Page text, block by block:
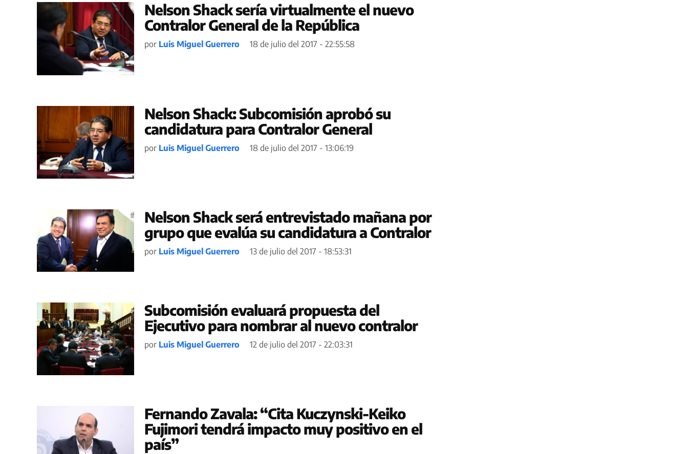
Nelson Shack sería virtualmente el nuevo
Contralor General de la República
por Luis Miguel Guerrero 18 de julio del 2017 - 22:55:58
Nelson Shack: Subcomisión aprobó su
candidatura para Contralor General
por Luis Miguel Guerrero 18 de julio del 2017 - 13:06:19
Nelson Shack será entrevistado mañana por
grupo que evalúa su candidatura a Contralor
por Luis Miguel Guerrero 13 de julio del 2017 - 18:53:31
Subcomisión evaluará propuesta del
Ejecutivo para nombrar al nuevo contralor
por Luis Miguel Guerrero 12 de julio del 2017 - 22:03:31
Fernando Zavala: “Cita Kuczynski-Keiko
Fujimori tendrá impacto muy positivo en el
país”